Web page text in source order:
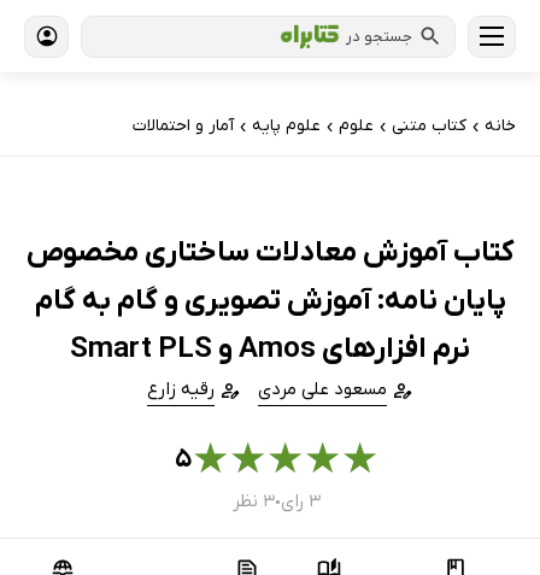
جستجو در
خانه › کتاب‌ متنی › علوم › علوم پایه › آمار و احتمالات
کتاب آموزش معادلات ساختاری مخصوص
پایان نامه: آموزش تصویری و گام به گام
نرم افزارهای Amos و Smart PLS
مسعود علی مردی رقیه زارع
★
★
★
★
★۵
۳ رای ●۳ نظر